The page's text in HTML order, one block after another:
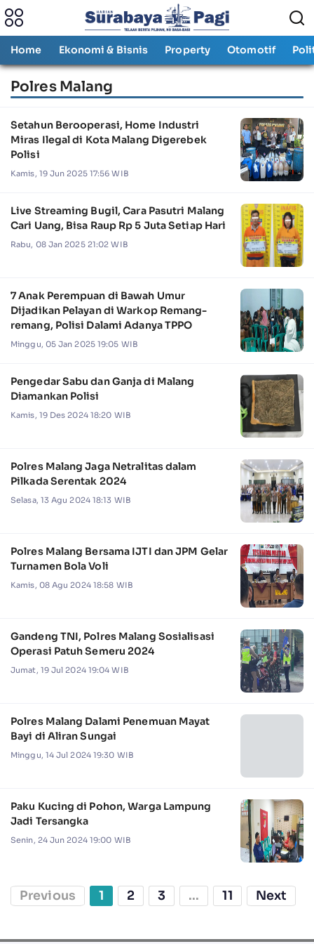
Home Ekonomi & Bisnis Property Otomotif
Polres Malang
Setahun Berooperasi, Home Industri
Miras Ilegal di Kota Malang Digerebek
Polisi
Kamis, 19 Jun 2025 17:56 WIB
Live Streaming Bugil, Cara Pasutri Malang
Cari Uang, Bisa Raup Rp 5 Juta Setiap Hari
Rabu, 08 Jan 2025 21:02 WIB
7 Anak Perempuan di Bawah Umur
Dijadikan Pelayan di Warkop Remang-
remang, Polisi Dalami Adanya TPPO
Minggu, 05 Jan 2025 19:05 WIB
Pengedar Sabu dan Ganja di Malang
Diamankan Polisi
Kamis, 19 Des 2024 18:20 WIB
Polres Malang Jaga Netralitas dalam
Pilkada Serentak 2024
Selasa, 13 Agu 2024 18:13 WIB
Polres Malang Bersama IJTI dan JPM Gelar
Turnamen Bola Voli
Kamis, 08 Agu 2024 18:58 WIB
Gandeng TNI, Polres Malang Sosialisasi
Operasi Patuh Semeru 2024
Jumat, 19 Jul 2024 19:04 WIB
Polres Malang Dalami Penemuan Mayat
Bayi di Aliran Sungai
Minggu, 14 Jul 2024 19:30 WIB
Paku Kucing di Pohon, Warga Lampung
Jadi Tersangka
Senin, 24 Jun 2024 19:00 WIB
Previous 1 2 3 ... 11 Next